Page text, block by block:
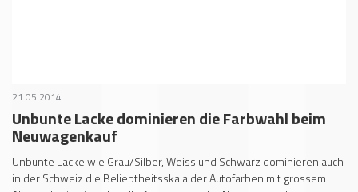
21.05.2014
Unbunte Lacke dominieren die Farbwahl beim
Neuwagenkauf
Unbunte Lacke wie Grau/Silber, Weiss und Schwarz dominieren auch
in der Schweiz die Beliebtheitsskala der Autofarben mit grossem